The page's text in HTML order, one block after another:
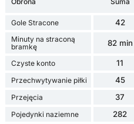
Gole Stracone 42
Minuty na straconą
bramkę
82 min
Czyste konto 11
Przechwytywanie piłki 45
Przejęcia 37
Pojedynki naziemne 282